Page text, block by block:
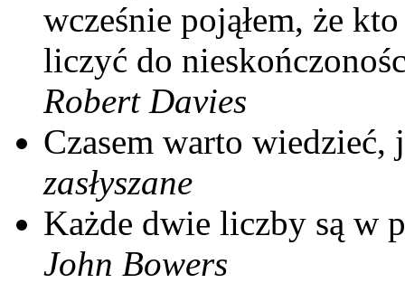
wcześnie pojąłem, że
liczyć do
Robert Davies
Czasem warto wiedzieć,
zasłyszane
Każde dwie liczby są w
John Bowers